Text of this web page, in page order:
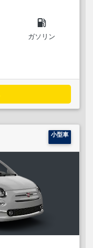
local_gas_station
ガソリン
小型車